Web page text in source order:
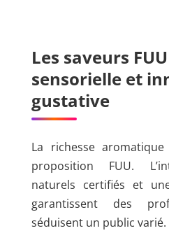
Les saveurs
sensorielle et
gustative
La richesse
proposition FUU.
naturels certifiés et
garantissent des
séduisent un public varié.